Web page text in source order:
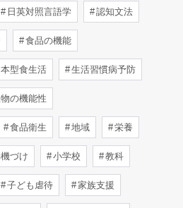
日英対照言語学 認知文法
食品の機能
型食生活 生活習慣病予防
の機能性
食品衛生 地域 栄養
づけ 小学校 教科
子ども虐待 家族支援